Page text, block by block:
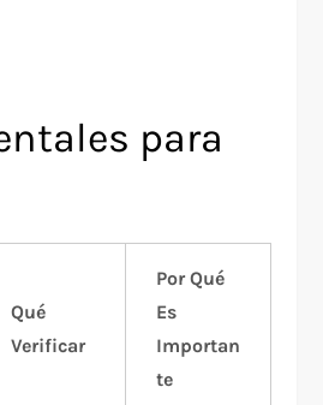
para
Qué
Verificar
Por Qué
Es
Importan
te